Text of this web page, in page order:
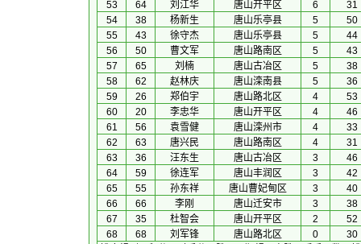
53
64 刘江华 唐山开平区 6
31
54
38 杨新生 唐山乐亭县 5
50
55
43 徐守杰 唐山乐亭县 5
44
56
50 曹文军 唐山路南区 5
43
57
65 刘楠 唐山古冶区 5
38
58
62 赵林庆 唐山滦南县 5
36
59
26 郑伯宇 唐山路北区 4
53
60
20 李忠华 唐山开平区 4
46
61
56 袁雪健 唐山滦州市 4
33
62
63 唐兴民 唐山路南区 4
31
63
36 汪东生 唐山古冶区 3
46
64
59 徐连军 唐山丰润区 3
42
65
55 孙东祥 唐山曹妃甸区 3
40
66
66 李刚 唐山迁安市 3
38
67
35 杜智会 唐山开平区 2
52
68
68 刘军锋 唐山路北区 0
30